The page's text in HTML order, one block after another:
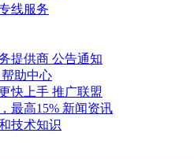
线服务
提供商 公告通知
帮助中心
快上手 推广联盟
最高15% 新闻资讯
技术知识